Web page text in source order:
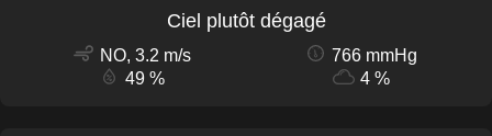
Ciel plutôt dégagé
NO, 3.2 m/s
766 mmHg
49 %
4 %